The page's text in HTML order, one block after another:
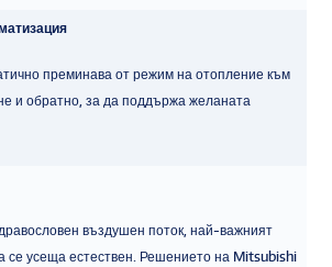
преминава от режим на отопление към
и обратно, за да поддържа желаната
въздушен поток, най-важният
се усеща естествен. Решението на Mitsubishi